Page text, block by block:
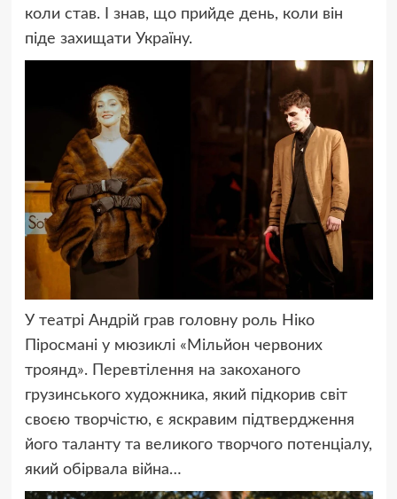
коли став. І знав, що прийде день, коли він
піде захищати Україну.
У театрі Андрій грав головну роль Ніко
Піросмані у мюзиклі «Мільйон червоних
троянд». Перевтілення на закоханого
грузинського художника, який підкорив світ
своєю творчістю, є яскравим підтвердження
його таланту та великого творчого потенціалу,
який обірвала війна…